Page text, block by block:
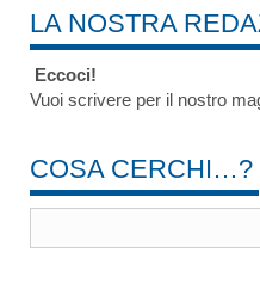
LA NOSTRA
Eccoci!
Vuoi scrivere per il nostro
COSA CERCHI…?